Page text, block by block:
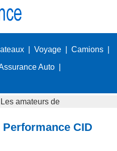
Voyage Camions
Auto
Les amateurs de
CID